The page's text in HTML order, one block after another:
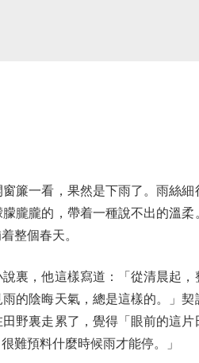
一看，果然是下雨了。雨絲細
朧朧的，帶着一種說不出的溫
整個春天。
，他這樣寫道：「從清晨起，
的陰晦天氣，總是這樣的。」
野裏走累了，覺得「眼前的這片
難預料什麼時候雨才能停。」